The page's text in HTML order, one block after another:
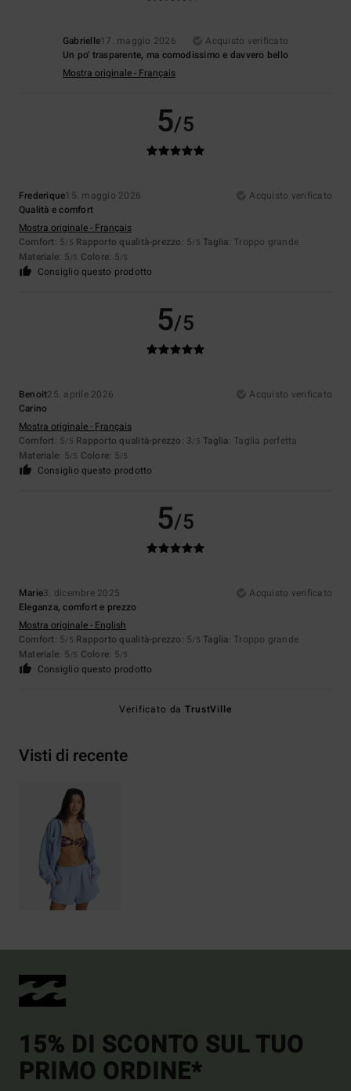
Gabrielle17. maggio 2026
Acquisto verificato
Un po' trasparente, ma comodissimo e davvero bello
Mostra originale - Français
5/5
Frederique15. maggio 2026
Acquisto verificato
Qualità e comfort
Mostra originale - Français
Comfort: 5/5 Rapporto qualità-prezzo: 5/5 Taglia: Troppo grande
Materiale: 5/5 Colore: 5/5
Consiglio questo prodotto
5/5
Benoit25. aprile 2026
Acquisto verificato
Carino
Mostra originale - Français
Comfort: 5/5 Rapporto qualità-prezzo: 3/5 Taglia: Taglia perfetta
Materiale: 5/5 Colore: 5/5
Consiglio questo prodotto
5/5
Marie3. dicembre 2025
Acquisto verificato
Eleganza, comfort e prezzo
Mostra originale - English
Comfort: 5/5 Rapporto qualità-prezzo: 5/5 Taglia: Troppo grande
Materiale: 5/5 Colore: 5/5
Consiglio questo prodotto
Verificato daTrustVille
Visti di recente
15% DI SCONTO SUL TUO
PRIMO ORDINE*